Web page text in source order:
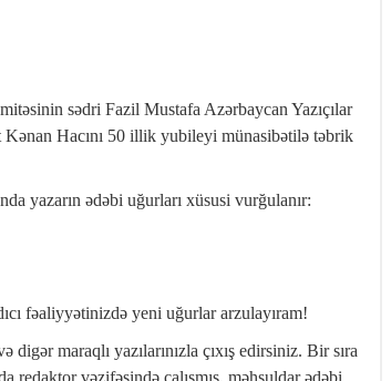
sədri Fazil Mustafa Azərbaycan Yazıçılar
Hacını 50 illik yubileyi münasibətilə təbrik
yazarın ədəbi uğurları xüsusi vurğulanır:
fəaliyyətinizdə yeni uğurlar arzulayıram!
maraqlı yazılarınızla çıxış edirsiniz. Bir sıra
vəzifəsində çalışmış, məhsuldar ədəbi